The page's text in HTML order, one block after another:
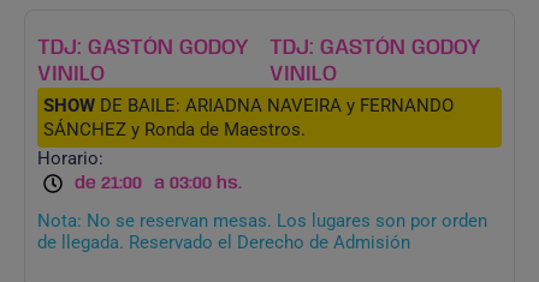
TDJ: GASTÓN GODOY
VINILO
TDJ: GASTÓN GODOY
VINILO
SHOW DE BAILE: ARIADNA NAVEIRA y FERNANDO
SÁNCHEZ y Ronda de Maestros.
Horario:
de 21:00 a 03:00 hs.
Nota: No se reservan mesas. Los lugares son por orden
de llegada. Reservado el Derecho de Admisión